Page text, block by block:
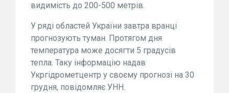
видимість до 200-500 метрів.
У ряді областей України завтра вранці
прогнозують туман. Протягом дня
температура може досягти 5 градусів
тепла. Таку інформацію надав
Укргідрометцентр у своєму прогнозі на 30
грудня, повідомляє УНН.